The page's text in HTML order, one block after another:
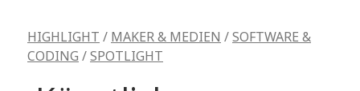
HIGHLIGHT / MAKER & MEDIEN /SOFTWARE &
CODING /SPOTLIGHT